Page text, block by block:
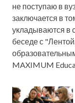
не поступаю в
заключается в
укладываются в
беседе с
MAXIMUM